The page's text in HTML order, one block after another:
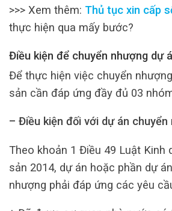
>>> Xem thêm: Thủ tục xin cấp
thực hiện qua mấy bước?
Điều kiện để chuyển nhượng dự
Để thực hiện việc chuyển
sản cần đáp ứng đầy đủ 03
– Điều kiện đối với dự án chuyển
Theo khoản 1 Điều 49 Luật Kinh
sản 2014, dự án hoặc phần dự
nhượng phải đáp ứng các yêu